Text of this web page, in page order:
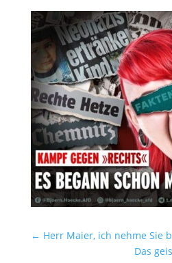
← Herr Maier, ich nehme Sie
Das